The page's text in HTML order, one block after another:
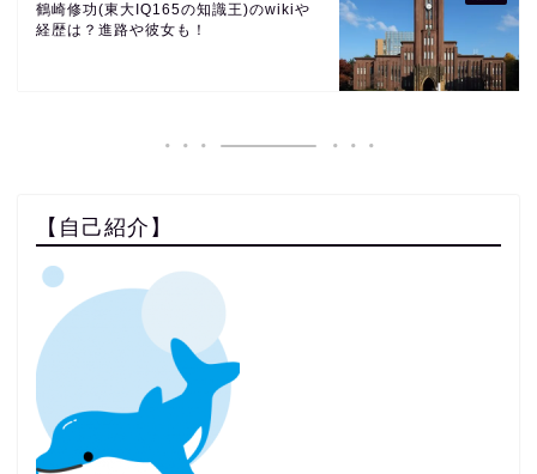
鶴崎修功(東大IQ165の知識王)のwikiや
経歴は？進路や彼女も！
【自己紹介】